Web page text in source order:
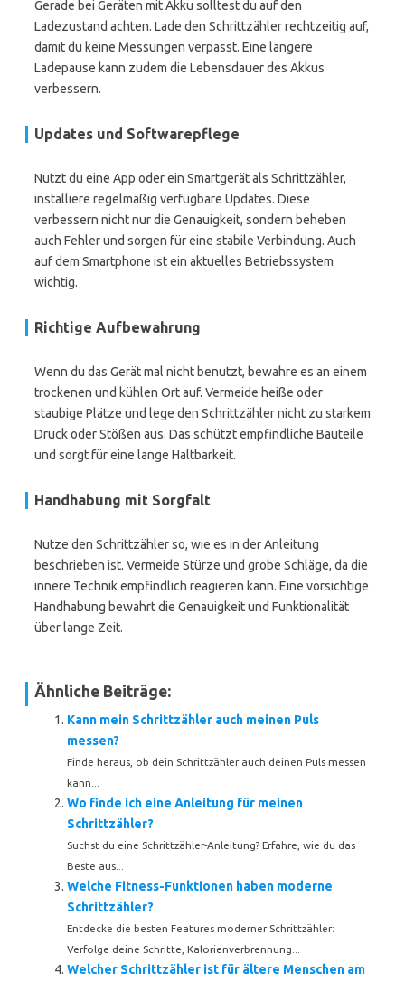
Gerade bei Geräten mit Akku solltest du auf den
Ladezustand achten. Lade den Schrittzähler rechtzeitig auf,
damit du keine Messungen verpasst. Eine längere
Ladepause kann zudem die Lebensdauer des Akkus
verbessern.
Updates und Softwarepflege
Nutzt du eine App oder ein Smartgerät als Schrittzähler,
installiere regelmäßig verfügbare Updates. Diese
verbessern nicht nur die Genauigkeit, sondern beheben
auch Fehler und sorgen für eine stabile Verbindung. Auch
auf dem Smartphone ist ein aktuelles Betriebssystem
wichtig.
Richtige Aufbewahrung
Wenn du das Gerät mal nicht benutzt, bewahre es an einem
trockenen und kühlen Ort auf. Vermeide heiße oder
staubige Plätze und lege den Schrittzähler nicht zu starkem
Druck oder Stößen aus. Das schützt empfindliche Bauteile
und sorgt für eine lange Haltbarkeit.
Handhabung mit Sorgfalt
Nutze den Schrittzähler so, wie es in der Anleitung
beschrieben ist. Vermeide Stürze und grobe Schläge, da die
innere Technik empfindlich reagieren kann. Eine vorsichtige
Handhabung bewahrt die Genauigkeit und Funktionalität
über lange Zeit.
Ähnliche Beiträge:
Kann mein Schrittzähler auch meinen Puls
messen?
Finde heraus, ob dein Schrittzähler auch deinen Puls messen
kann...
Wo finde ich eine Anleitung für meinen
Schrittzähler?
Suchst du eine Schrittzähler-Anleitung? Erfahre, wie du das
Beste aus...
Welche Fitness-Funktionen haben moderne
Schrittzähler?
Entdecke die besten Features moderner Schrittzähler:
Verfolge deine Schritte, Kalorienverbrennung...
Welcher Schrittzähler ist für ältere Menschen am